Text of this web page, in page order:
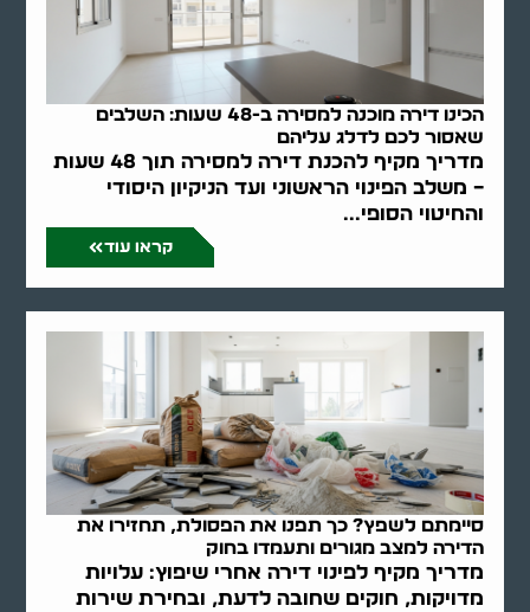
הכינו דירה מוכנה למסירה ב-48 שעות: השלבים
שאסור לכם לדלג עליהם
מדריך מקיף להכנת דירה למסירה תוך 48 שעות
– משלב הפינוי הראשוני ועד הניקיון היסודי
והחיטוי הסופי...
קראו עוד
סיימתם לשפץ? כך תפנו את הפסולת, תחזירו את
הדירה למצב מגורים ותעמדו בחוק
מדריך מקיף לפינוי דירה אחרי שיפוץ: עלויות
מדויקות, חוקים שחובה לדעת, ובחירת שירות